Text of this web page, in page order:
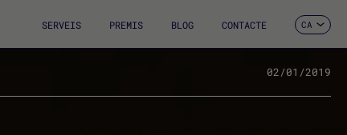
SERVEIS PREMIS BLOG CONTACTE CA
FR
IT
02/01/2019